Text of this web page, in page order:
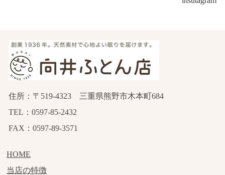
住所：〒519-4323 三重県熊野市木本町684
TEL：0597-85-2432
FAX：0597-89-3571
HOME
当店の特徴